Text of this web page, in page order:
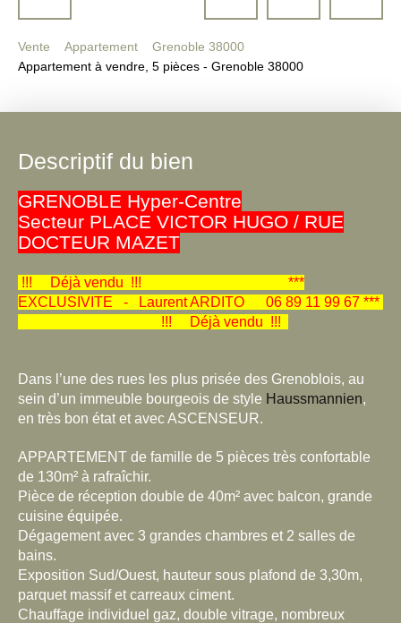
Vente Appartement
Grenoble 38000
Appartement à vendre, 5 pièces - Grenoble 38000
Descriptif du bien
GRENOBLE Hyper-Centre
Secteur PLACE VICTOR HUGO / RUE
DOCTEUR MAZET
!!! Déjà vendu !!! ***
EXCLUSIVITE - Laurent ARDITO 06 89 11 99 67 ***
!!! Déjà vendu !!!
Dans l’une des rues les plus prisée des Grenoblois, au
sein d’un immeuble bourgeois de style Haussmannien,
en très bon état et avec ASCENSEUR.
APPARTEMENT de famille de 5 pièces très confortable
de 130m² à rafraîchir.
Pièce de réception double de 40m² avec balcon, grande
cuisine équipée.
Dégagement avec 3 grandes chambres et 2 salles de
bains.
Exposition Sud/Ouest, hauteur sous plafond de 3,30m,
parquet massif et carreaux ciment.
Chauffage individuel gaz, double vitrage, nombreux